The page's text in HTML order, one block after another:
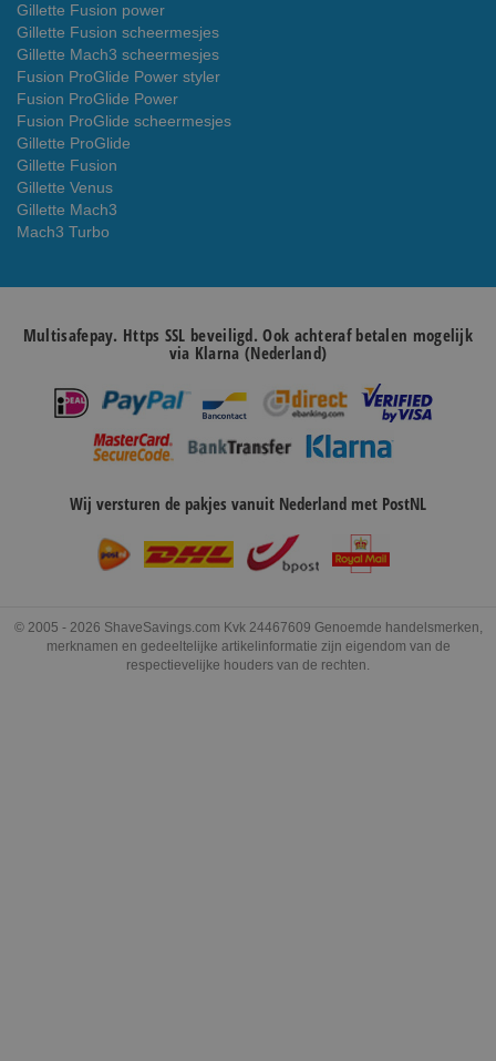
Gillette Fusion power
Gillette Fusion scheermesjes
Gillette Mach3 scheermesjes
Fusion ProGlide Power styler
Fusion ProGlide Power
Fusion ProGlide scheermesjes
Gillette ProGlide
Gillette Fusion
Gillette Venus
Gillette Mach3
Mach3 Turbo
Multisafepay. Https SSL beveiligd. Ook achteraf betalen mogelijk
via Klarna (Nederland)
Wij versturen de pakjes vanuit Nederland met PostNL
© 2005 - 2026 ShaveSavings.com Kvk 24467609 Genoemde handelsmerken,
merknamen en gedeeltelijke artikelinformatie zijn eigendom van de
respectievelijke houders van de rechten.